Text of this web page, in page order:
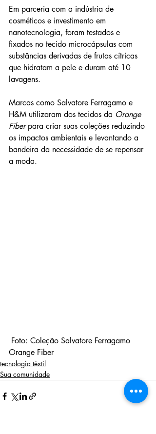
Em parceria com a indústria de
cosméticos e investimento em
nanotecnologia, foram testados e
fixados no tecido microcápsulas com
substâncias derivadas de frutas cítricas
que hidratam a pele e duram até 10
lavagens.
Marcas como Salvatore Ferragamo e
H&M utilizaram dos tecidos da Orange
Fiber para criar suas coleções reduzindo
os impactos ambientais e levantando a
bandeira da necessidade de se repensar
a moda.
Orange Fiber
tecnologia têxtil
Sua comunidade